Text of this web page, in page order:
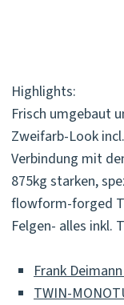
Highlights:
Frisch umgebaut
Zweifarb-Look
Verbindung mit
875kg starken,
flowform-forged
Felgen- alles inkl.
Frank
TWIN-